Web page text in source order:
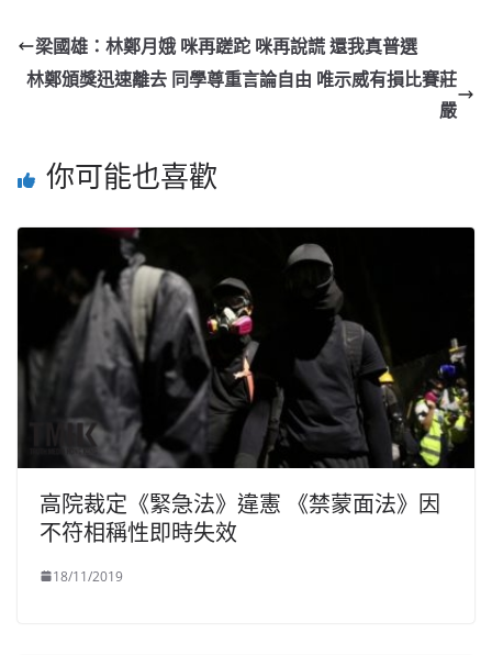
梁國雄：林鄭月娥 咪再蹉跎 咪再說謊 還我真普選
林鄭頒獎迅速離去 同學尊重言論自由 唯示威有損比賽莊
嚴
你可能也喜歡
高院裁定《緊急法》違憲 《禁蒙面法》因
不符相稱性即時失效
18/11/2019